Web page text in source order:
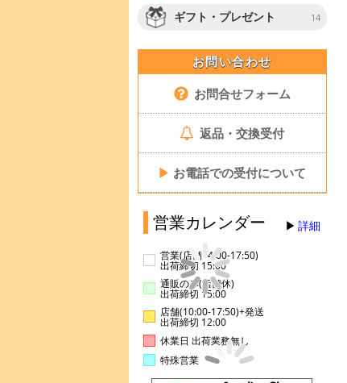
ギフト・プレゼント 14
お問い合わせ
お問合せフォーム
返品・交換受付
▶ お電話での受付について
営業カレンダー 詳細
営業(店舗14:00-17:50)
出荷締切 15:00
通販のみ(店舗休)
出荷締切 15:00
店舗(10:00-17:50)+発送
出荷締切 12:00
休業日 出荷業務無し
特殊営業